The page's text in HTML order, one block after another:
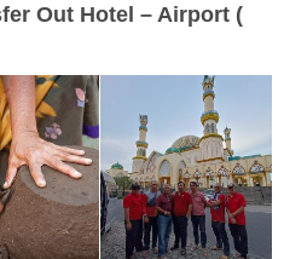
Out Hotel – Airport (